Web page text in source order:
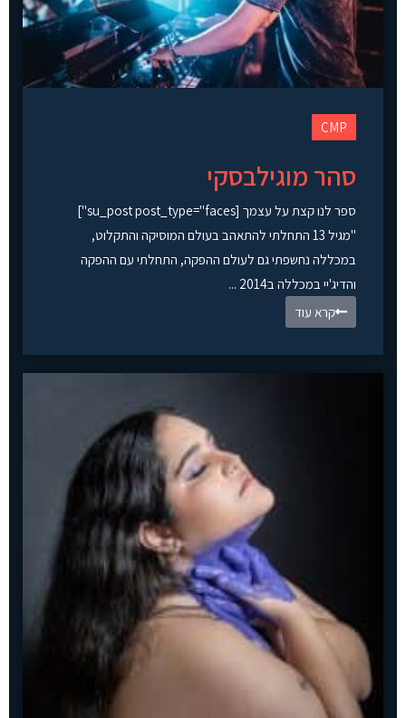
CMP
סהר מוגילבסקי
ספר לנו קצת על עצמך [su_post post_type="faces"]
"מגיל 13 התחלתי להתאהב בעולם המוסיקה והתקלוט,
במכללה נחשפתי גם לעולם ההפקה, התחלתי עם ההפקה
והדיג'יי במכללה ב2014 ...
קרא עוד